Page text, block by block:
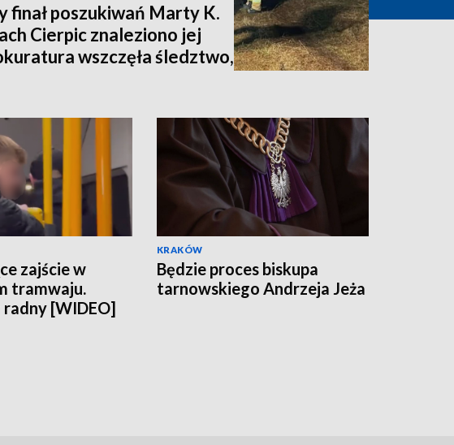
finał poszukiwań Marty K.
Cierpic znaleziono jej
wszczęła śledztwo,
zajście w
tramwaju.
[WIDEO]
KRAKÓW
Będzie proces biskupa
tarnowskiego Andrzeja Jeża